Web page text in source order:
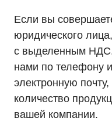
Если вы
юридического
с выделенным НДС.
нами по телефону
электронную
количество
вашей компании.
Контакты
Условия оформления
Реквизиты
+7 (495) 846-88-98